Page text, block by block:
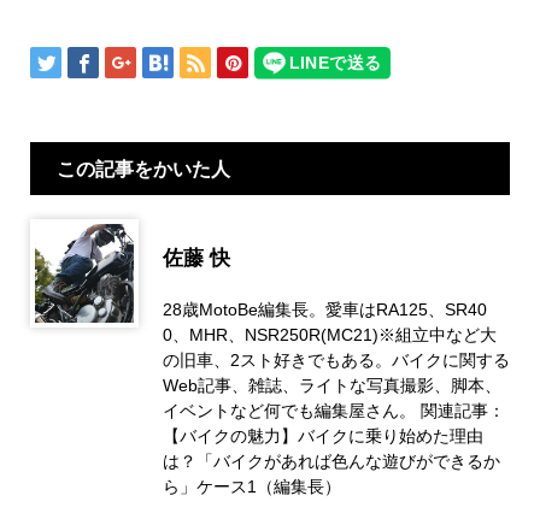
この記事をかいた人
佐藤 快
28歳MotoBe編集長。愛車はRA125、SR40
0、MHR、NSR250R(MC21)※組立中など大
の旧車、2スト好きでもある。バイクに関する
Web記事、雑誌、ライトな写真撮影、脚本、
イベントなど何でも編集屋さん。 関連記事：
【バイクの魅力】バイクに乗り始めた理由
は？「バイクがあれば色んな遊びができるか
ら」ケース1（編集長）